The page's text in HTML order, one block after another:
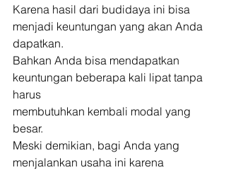
Karena hasil dari budidaya ini bisa
menjadi keuntungan yang akan Anda
dapatkan.
Bahkan Anda bisa mendapatkan
keuntungan beberapa kali lipat tanpa
harus
membutuhkan kembali modal yang
besar.
Meski demikian, bagi Anda yang
menjalankan usaha ini karena